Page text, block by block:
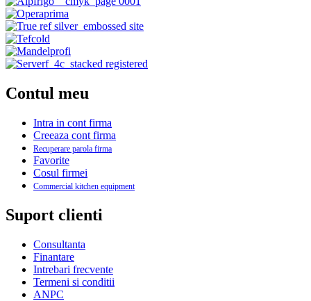
Contul meu
Intra in cont firma
Creeaza cont firma
Recuperare parola firma
Favorite
Cosul firmei
Commercial kitchen equipment
Suport clienti
Consultanta
Finantare
Intrebari frecvente
Termeni si conditii
ANPC